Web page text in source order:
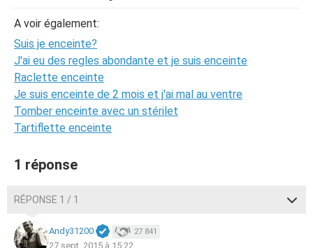
A voir également:
Suis je enceinte?
J'ai eu des regles abondante et je suis enceinte
Raclette enceinte
Je suis enceinte de 2 mois et j'ai mal au ventre
Tomber enceinte avec un stérilet
Tartiflette enceinte
1 réponse
RÉPONSE 1 / 1
Andy31200 27 841
27 sept. 2015 à 15:22